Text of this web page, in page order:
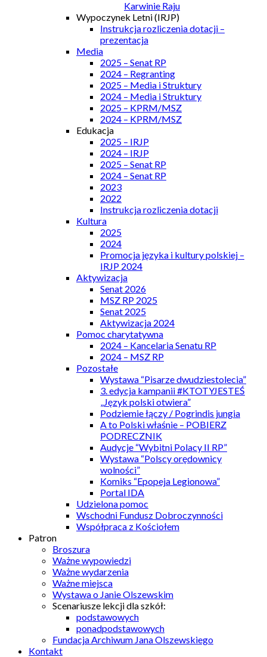
Karwinie Raju
Wypoczynek Letni (IRJP)
Instrukcja rozliczenia dotacji –
prezentacja
Media
2025 – Senat RP
2024 – Regranting
2025 – Media i Struktury
2024 – Media i Struktury
2025 – KPRM/MSZ
2024 – KPRM/MSZ
Edukacja
2025 – IRJP
2024 – IRJP
2025 – Senat RP
2024 – Senat RP
2023
2022
Instrukcja rozliczenia dotacji
Kultura
2025
2024
Promocja języka i kultury polskiej –
IRJP 2024
Aktywizacja
Senat 2026
MSZ RP 2025
Senat 2025
Aktywizacja 2024
Pomoc charytatywna
2024 – Kancelaria Senatu RP
2024 – MSZ RP
Pozostałe
Wystawa “Pisarze dwudziestolecia”
3. edycja kampanii #KTOTYJESTEŚ
„Język polski otwiera”
Podziemie łączy / Pogrindis jungia
A to Polski właśnie – POBIERZ
PODRECZNIK
Audycje “Wybitni Polacy II RP”
Wystawa “Polscy orędownicy
wolności”
Komiks “Epopeja Legionowa”
Portal IDA
Udzielona pomoc
Wschodni Fundusz Dobroczynności
Współpraca z Kościołem
Patron
Broszura
Ważne wypowiedzi
Ważne wydarzenia
Ważne miejsca
Wystawa o Janie Olszewskim
Scenariusze lekcji dla szkół:
podstawowych
ponadpodstawowych
Fundacja Archiwum Jana Olszewskiego
Kontakt